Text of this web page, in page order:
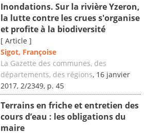
Inondations. Sur la rivière Yzeron,
la lutte contre les crues s'organise
et profite à la biodiversité
[ Article ]
Sigot, Françoise
La Gazette des communes, des
départements, des régions, 16 janvier
2017, 2/2349, p. 45
Terrains en friche et entretien des
cours d’eau : les obligations du
maire